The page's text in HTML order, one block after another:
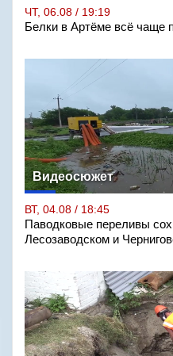
ЧТ, 06.08 / 19:19
Белки в Артёме всё чаще
Видеосюжет
ВТ, 04.08 / 18:45
Паводковые переливы
Лесозаводском и